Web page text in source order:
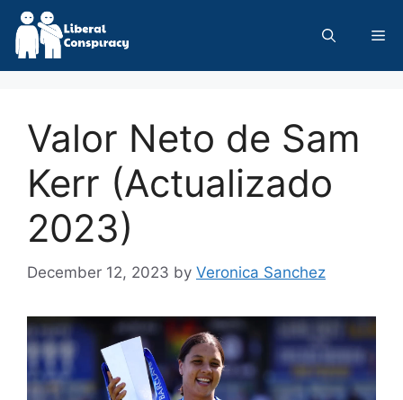
Skip
content
Valor Neto de Sam
Kerr (Actualizado
2023)
December 12, 2023 by Veronica Sanchez